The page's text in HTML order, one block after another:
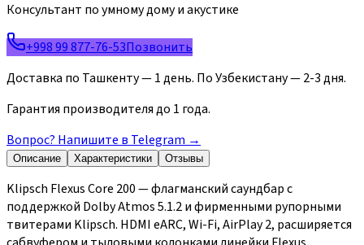
Консультант по умному дому и акустике
+998 99 877-76-53Позвонить
Доставка по Ташкенту — 1 день. По Узбекистану — 2-3 дня.
Гарантия производителя до 1 года.
Вопрос? Напишите в Telegram →
Описание Характеристики Отзывы
Klipsch Flexus Core 200 — флагманский саундбар с
поддержкой Dolby Atmos 5.1.2 и фирменными рупорными
твитерами Klipsch. HDMI eARC, Wi-Fi, AirPlay 2, расширяется